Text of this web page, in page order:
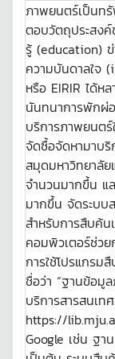
ภาพยนตร์เป็นท
ตอบวัตถุประสง
รู้ (education)
ความบันดาลใจ
หรือ EIRIR ได้ห
นันทนาการพักผ่
บริการภาพยนต
จัดซื้อจัดหามาบ
สมุดมหาวิทยาลั
จำนวนมากขึ้น แ
มากขึ้น จัดระบบ
สำหรับการสืบค้
คอมพิวเตอร์ช่วย
การใช้โปรแกร
ชื่อว่า “ฐานข้อมู
บริการสารสนเท
https://
Google เช่น ฐ